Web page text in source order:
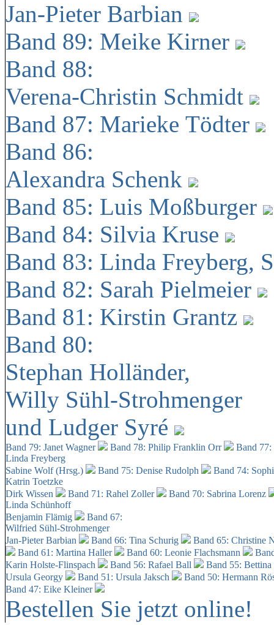
Jan-Pieter Barbian
Band 89: Meike Kirner
Band 88:
Verena-Christin Schmidt
Band 87: Marieke Tödter
Band 86:
Alexandra Schenk
Band 85: Luis Moßburger
Band 84: Silvia Kruse
Band 83: Linda Freyberg,
Band 82: Sarah Pielmeier
Band 81: Kirstin Grantz
Band 80:
Stephan Holländer,
Willy Sühl-Strohmenger
und Ludger Syré
Band 79: Janet Wagner Band 78: Philip Franklin Orr
Band
Linda Freyberg
Sabine Wolf (Hrsg.)
Band 75: Denise Rudolph
Band 74:
Katrin Toetzke
Dirk Wissen
Band 71: Rahel Zoller
Band 70: Sabrina Lorenz
Linda Schünhoff
Benjamin Flämig
Band 67:
Wilfried Sühl-Strohmenger
Jan-Pieter Barbian
Band 66: Tina Schurig
Band 65: Christine
Band 61: Martina Haller
Band 60: Leonie Flachsmann
Karin Holste-Flinspach
Band 56: Rafael Ball
Band 55:
Ursula Georgy
Band 51: Ursula Jaksch Band 50: Hermann
Band 47: Eike Kleiner
Bestellen Sie jetzt online!